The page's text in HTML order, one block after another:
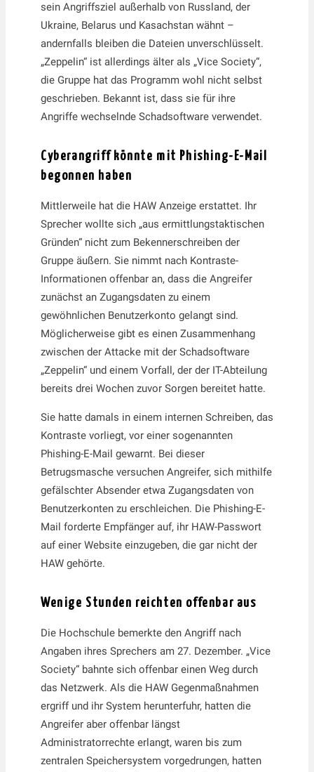
sein Angriffsziel außerhalb von Russland, der
Ukraine, Belarus und Kasachstan wähnt –
andernfalls bleiben die Dateien unverschlüsselt.
„Zeppelin“ ist allerdings älter als „Vice Society“,
die Gruppe hat das Programm wohl nicht selbst
geschrieben. Bekannt ist, dass sie für ihre
Angriffe wechselnde Schadsoftware verwendet.
Cyberangriff könnte mit Phishing-E-Mail
begonnen haben
Mittlerweile hat die HAW Anzeige erstattet. Ihr
Sprecher wollte sich „aus ermittlungstaktischen
Gründen“ nicht zum Bekennerschreiben der
Gruppe äußern. Sie nimmt nach Kontraste-
Informationen offenbar an, dass die Angreifer
zunächst an Zugangsdaten zu einem
gewöhnlichen Benutzerkonto gelangt sind.
Möglicherweise gibt es einen Zusammenhang
zwischen der Attacke mit der Schadsoftware
„Zeppelin“ und einem Vorfall, der der IT-Abteilung
bereits drei Wochen zuvor Sorgen bereitet hatte.
Sie hatte damals in einem internen Schreiben, das
Kontraste vorliegt, vor einer sogenannten
Phishing-E-Mail gewarnt. Bei dieser
Betrugsmasche versuchen Angreifer, sich mithilfe
gefälschter Absender etwa Zugangsdaten von
Benutzerkonten zu erschleichen. Die Phishing-E-
Mail forderte Empfänger auf, ihr HAW-Passwort
auf einer Website einzugeben, die gar nicht der
HAW gehörte.
Wenige Stunden reichten offenbar aus
Die Hochschule bemerkte den Angriff nach
Angaben ihres Sprechers am 27. Dezember. „Vice
Society“ bahnte sich offenbar einen Weg durch
das Netzwerk. Als die HAW Gegenmaßnahmen
ergriff und ihr System herunterfuhr, hatten die
Angreifer aber offenbar längst
Administratorrechte erlangt, waren bis zum
zentralen Speichersystem vorgedrungen, hatten